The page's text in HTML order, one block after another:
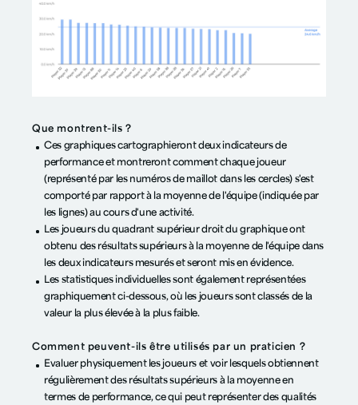
Que montrent-ils ?
Ces graphiques cartographieront deux indicateurs de
performance et montreront comment chaque joueur
(représenté par les numéros de maillot dans les cercles) s'est
comporté par rapport à la moyenne de l'équipe (indiquée par
les lignes) au cours d'une activité.
Les joueurs du quadrant supérieur droit du graphique ont
obtenu des résultats supérieurs à la moyenne de l'équipe dans
les deux indicateurs mesurés et seront mis en évidence.
Les statistiques individuelles sont également représentées
graphiquement ci-dessous, où les joueurs sont classés de la
valeur la plus élevée à la plus faible.
Comment peuvent-ils être utilisés par un praticien ?
Evaluer physiquement les joueurs et voir lesquels obtiennent
régulièrement des résultats supérieurs à la moyenne en
termes de performance, ce qui peut représenter des qualités